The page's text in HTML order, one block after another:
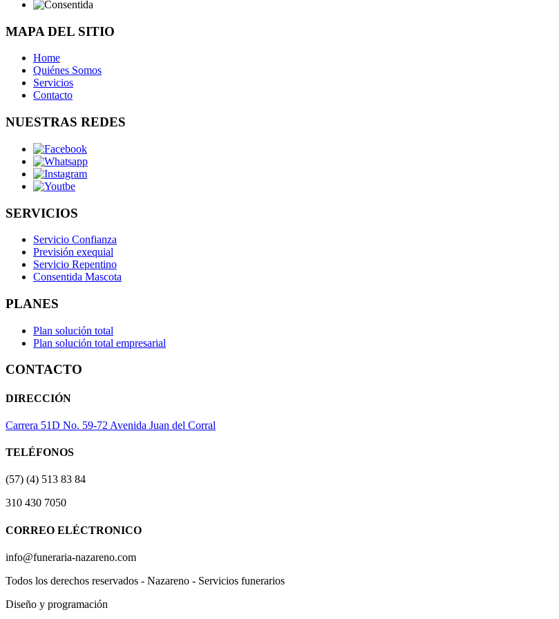
MAPA DEL SITIO
Home
Quiénes Somos
Servicios
Contacto
NUESTRAS REDES
SERVICIOS
Servicio Confianza
Previsión exequial
Servicio Repentino
Consentida Mascota
PLANES
Plan solución total
Plan solución total empresarial
CONTACTO
DIRECCIÓN
Carrera 51D No. 59-72 Avenida Juan del Corral
TELÉFONOS
(57) (4) 513 83 84
310 430 7050
CORREO ELÉCTRONICO
info@funeraria-nazareno.com
Todos los derechos reservados - Nazareno - Servicios funerarios
Diseño y programación